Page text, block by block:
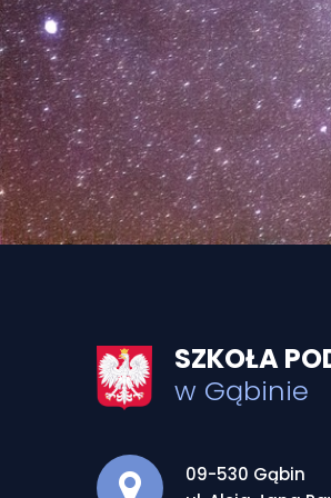
SZKOŁA
w Gąbinie
Adres pocztowy:
09-530 Gąbin